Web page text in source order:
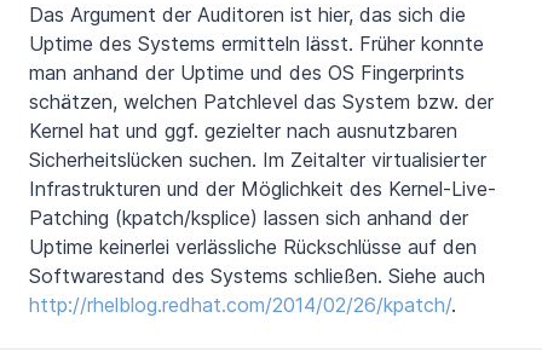
Das Argument der Auditoren ist hier, das sich die
Uptime des Systems ermitteln lässt. Früher konnte
man anhand der Uptime und des OS Fingerprints
schätzen, welchen Patchlevel das System bzw. der
Kernel hat und ggf. gezielter nach ausnutzbaren
Sicherheitslücken suchen. Im Zeitalter virtualisierter
Infrastrukturen und der Möglichkeit des Kernel-Live-
Patching (kpatch/ksplice) lassen sich anhand der
Uptime keinerlei verlässliche Rückschlüsse auf den
Softwarestand des Systems schließen. Siehe auch
http://rhelblog.redhat.com/2014/02/26/kpatch/.